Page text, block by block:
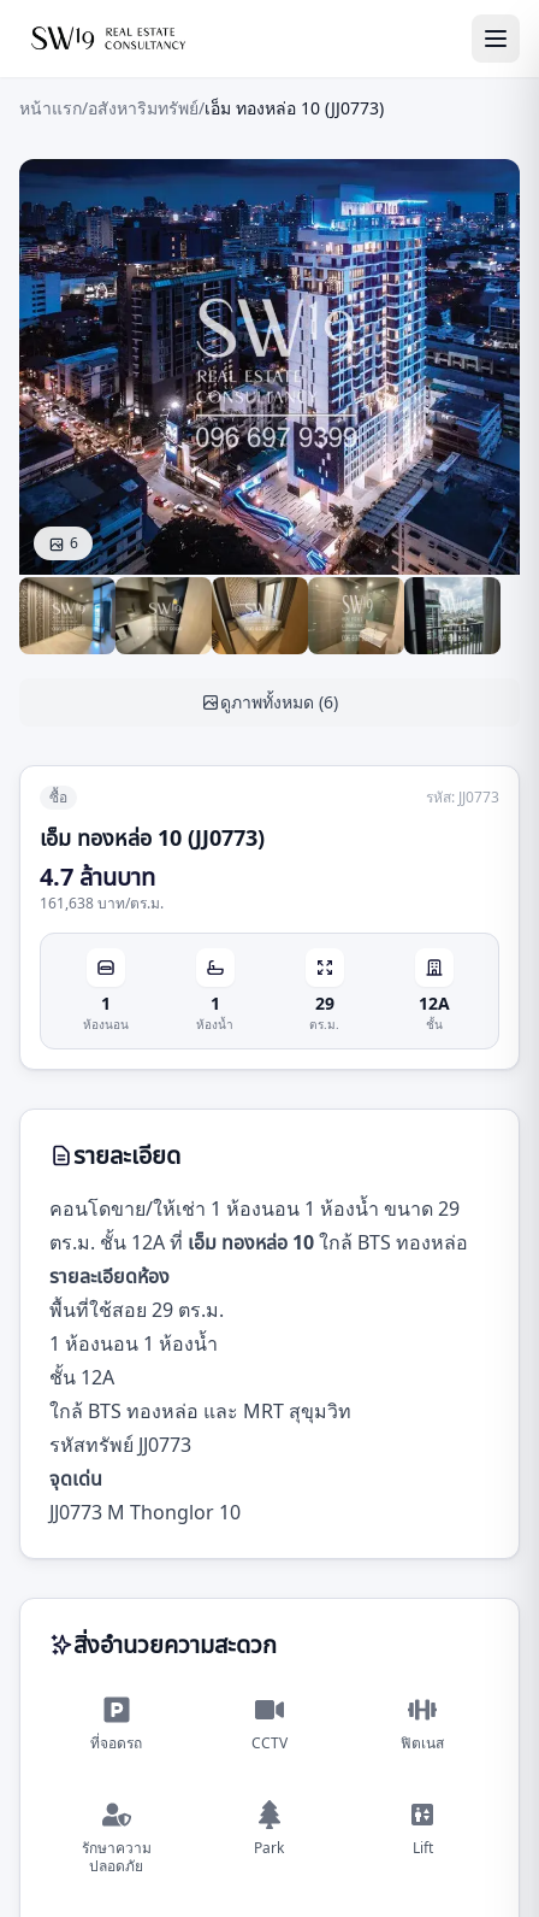
หน้าแรก/อสังหาริมทรัพย์/เอ็ม ทองหล่อ 10 (JJ0773)
6
ดูภาพทั้งหมด (6)
ซื้อ รหัส: JJ0773
เอ็ม ทองหล่อ 10 (JJ0773)
4.7 ล้านบาท
161,638 บาท/ตร.ม.
1
ห้องนอน
1
ห้องน้ำ
29
ตร.ม.
12A
ชั้น
รายละเอียด
คอนโดขาย/ให้เช่า 1 ห้องนอน 1 ห้องน้ำ ขนาด 29
ตร.ม. ชั้น 12A ที่ เอ็ม ทองหล่อ 10ใกล้ BTS ทองหล่อ
รายละเอียดห้อง
พื้นที่ใช้สอย 29 ตร.ม.
1 ห้องนอน 1 ห้องน้ำ
ชั้น 12A
ใกล้ BTS ทองหล่อ และ MRT สุขุมวิท
รหัสทรัพย์ JJ0773
จุดเด่น
JJ0773 M Thonglor 10
สิ่งอำนวยความสะดวก
ที่จอดรถ CCTV ฟิตเนส
รักษาความ
ปลอดภัย
Park Lift